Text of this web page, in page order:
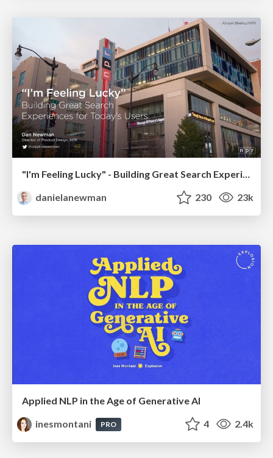
danielanewman
230 23k
Applied NLP in the Age of Generative AI
inesmontani
PRO 4 2.4k